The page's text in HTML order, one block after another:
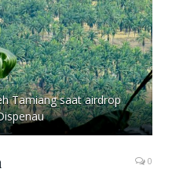
Tamiang saat airdrop
0